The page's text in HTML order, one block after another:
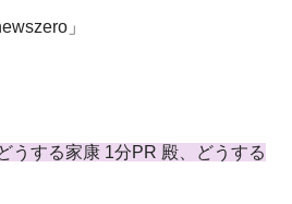
」
どうする家康 1分PR 殿、どうする